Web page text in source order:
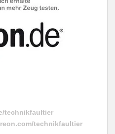
technikfaultier
technikfaultier